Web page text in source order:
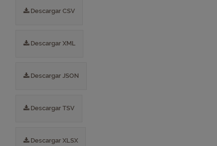
Descargar CSV
Descargar XML
Descargar JSON
Descargar TSV
Descargar XLSX